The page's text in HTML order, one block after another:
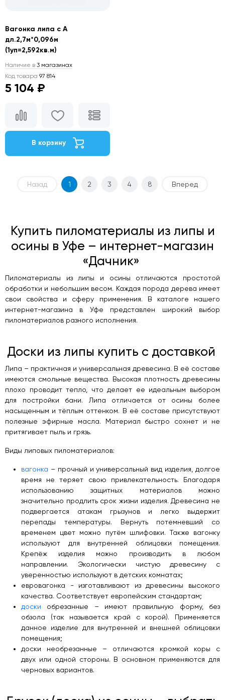
Вагонка липа с А
дл.2,7м*0,096м
(1уп=2,592кв.м)
Наличие в 3 магазинах
Код товара 97 814
5 104 ₽
В корзину
Назад 1 2 3 4 8 Вперед
Купить пиломатериалы из липы и
осины в Уфе – интернет-магазин
«Дачник»
Пиломатериалы из липы и осины отличаются простотой
обработки и небольшим весом. Каждая порода дерева имеет
свои свойства и сферу применения. В каталоге нашего
интернет-магазина в Уфе представлен широкий выбор
пиломатериалов разного исполнения.
Доски из липы купить с доставкой
Липа – практичная и универсальная древесина. В её составе
имеются смольные вещества. Высокая плотность древесины
плохо проводит тепло, что делает ее идеальным выбором
для постройки бани. Липа отличается от осины более
насыщенным и тёплым оттенком. В её составе присутствуют
полезные эфирные масла. Материал быстро сохнет и не
притягивает пыль и грязь.
Виды липовых пиломатериалов:
вагонка – прочный и универсальный вид изделия, долгое
время не теряет свою привлекательность. Благодаря
использованию защитных материалов можно
значительно продлить срок жизни изделия. Древесина не
подвергается атакам грызунов и легко выдержит
перепады температуры. Вернуть потемневший со
временем цвет можно путём шлифовки. Также вагонку
используют для внутренней облицовки помещения.
Крепёж изделия можно производить в любом
направлении. Экологически чистую древесину с
уверенностью используют в детских комнатах;
евровагонка - изготавливают из древесины высокого
качества. Соответствует европейским стандартам;
доски обрезанные – имеют правильную форму, без
обзола (так называется край с корой). Применяется
данное изделие для внутренней и внешней облицовки
помещения;
доски необрезанные – отличаются кромкой коры с
двух или одной стороны. В основном применяются для
черновых вариантов.